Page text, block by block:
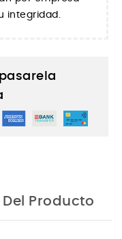
integridad.
Del Producto